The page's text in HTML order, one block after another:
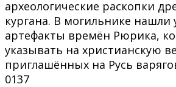
археологические раскопки
кургана. В могильнике нашли
артефакты времён Рюрика,
указывать на христианскую
приглашённых на Русь
0137